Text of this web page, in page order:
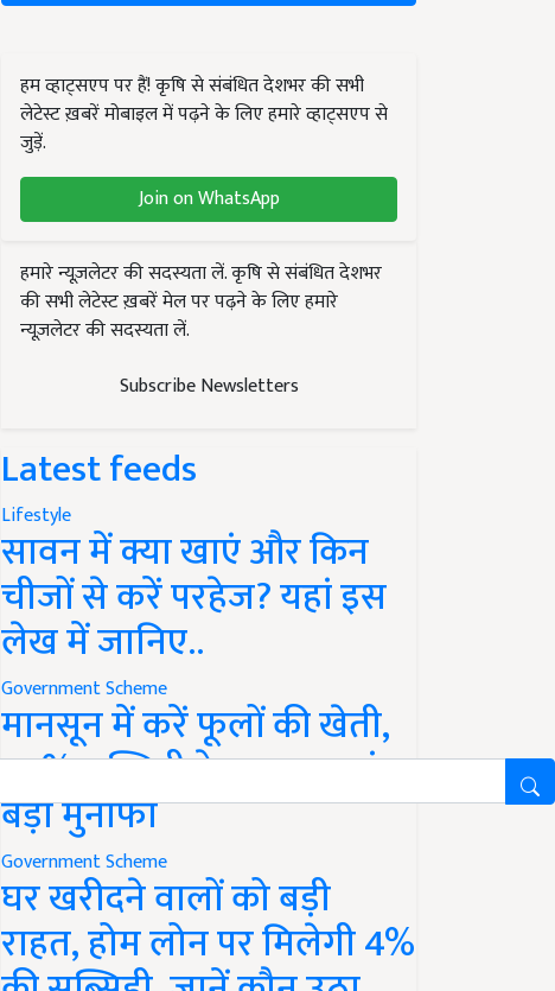
हम व्हाट्सएप पर हैं! कृषि से संबंधित देशभर की सभी
लेटेस्ट ख़बरें मोबाइल में पढ़ने के लिए हमारे व्हाट्सएप से
जुड़ें.
Join on WhatsApp
हमारे न्यूज़लेटर की सदस्यता लें. कृषि से संबंधित देशभर
की सभी लेटेस्ट ख़बरें मेल पर पढ़ने के लिए हमारे
न्यूज़लेटर की सदस्यता लें.
Subscribe Newsletters
Latest feeds
Lifestyle
सावन में क्या खाएं और किन
चीजों से करें परहेज? यहां इस
लेख में जानिए..
Government Scheme
मानसून में करें फूलों की खेती,
50% सब्सिडी के साथ कमाएं
बड़ा मुनाफा
Government Scheme
घर खरीदने वालों को बड़ी
राहत, होम लोन पर मिलेगी 4%